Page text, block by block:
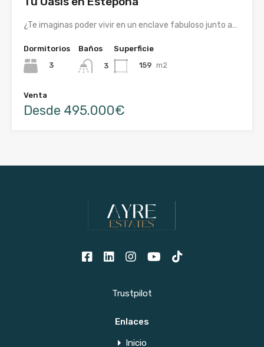
¿Te imaginas poder vivir en un enclave fabuloso junto a…
Dormitorios
3
Baños
3
Superficie
159 m2
Venta
Desde 495.000€
Trustpilot
Enlaces
Inicio